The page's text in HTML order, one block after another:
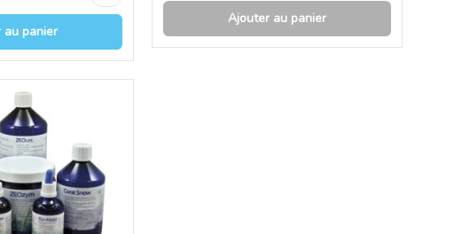
au panier
Ajouter au panier